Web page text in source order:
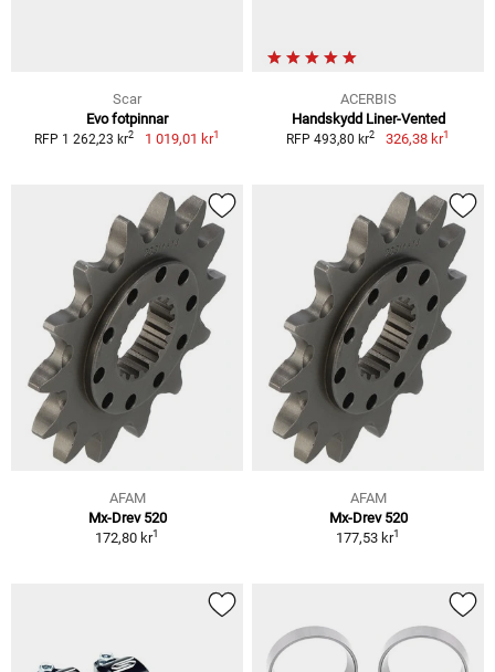
Scar
Evo fotpinnar
RFP 1 262,23 kr2 1 019,01 kr1
ACERBIS
Handskydd Liner-Vented
RFP 493,80 kr2 326,38 kr1
AFAM
Mx-Drev 520
172,80 kr1
AFAM
Mx-Drev 520
177,53 kr1